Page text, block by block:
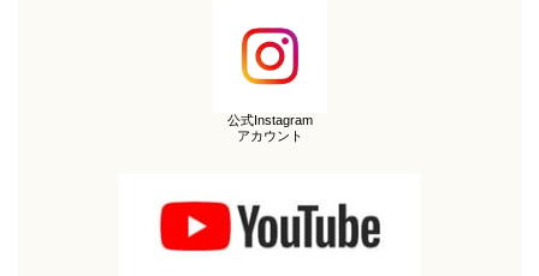
公式Instagram
アカウント